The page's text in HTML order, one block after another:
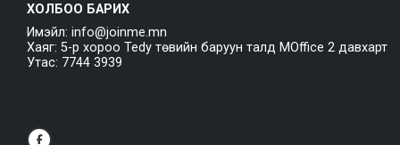
ХОЛБОО БАРИХ
Имэйл: info@joinme.mn
Хаяг: 5-р хороо Tedy төвийн баруун талд MOffice 2 давхарт
Утас: 7744 3939